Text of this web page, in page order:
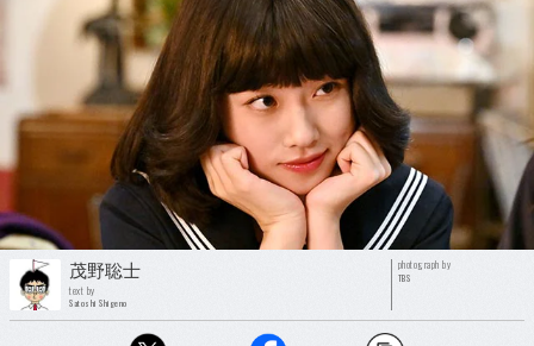
茂野聡士
text by
Satoshi Shigeno
photograph by
TBS